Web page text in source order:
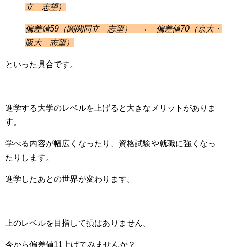
立 志望）
偏差値59（関関同立 志望） → 偏差値70（京大・
阪大 志望）
といった具合です。
進学する大学のレベルを上げると大きなメリットがありま
す。
学べる内容が幅広くなったり、資格試験や就職に強くなっ
たりします。
進学したあとの世界が変わります。
上のレベルを目指して損はありません。
今から偏差値11上げてみませんか？